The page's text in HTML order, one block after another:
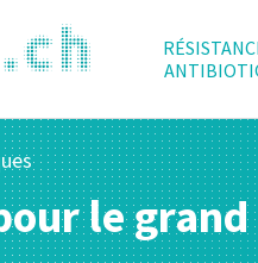
le